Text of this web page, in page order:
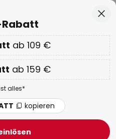
39M 00S
ab 159 €auf fast alles
kopieren
Bis zu -70%
mit Schalter
LED-Strip-System
ab 109 €
ab 159 €
alles*
kopieren